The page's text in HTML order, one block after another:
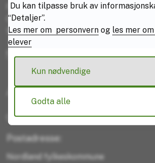
Frydenlund: Villaveien 59
Oscarsborg: Dronningens gate 68
Solhaugen: Øvreveien 26
Adresser
Organisasjonsnummer: 974041707
Postadresse:
Nordland fylkeskommune
Du kan tilpasse bruk av
“Detaljer”.
Les mer om personvern og les mer
elever
Kun nødvendige
Godta alle